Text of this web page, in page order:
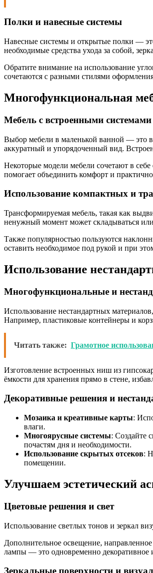
Полки и навесные системы
Навесные системы и открытые полки —
необходимые средства ухода за собой,
Обратите внимание на использование
сочетаются с разными стилями
Многофункциональная
Мебель с встроенными
Выбор мебели в маленькой ванной — это
аккуратный и упорядоченный вид.
Некоторые модели мебели сочетают в
помогает объединить комфорт и
Использование компактных и
Трансформируемая мебель, такая как
ненужный момент может складываться
Также популярностью пользуются
оставить необходимое под рукой и при
Использование
Многофункциональные и
Использование нестандартных
Например, пластиковые контейнеры и
Читать также: Грамотное
Изготовление встроенных ниш из
ёмкости для хранения прямо в стене,
Декоративные решения и
Мозаика и креативные карты:
влаги.
Многоярусные системы: Создайте
почастям дня и необходимости.
Использование скрытых отсеков:
помещении.
Улучшаем эстетический
Цветовые решения и свет
Использование светлых тонов и зеркал
Дополнительное освещение,
лампы — это одновременно декоративное